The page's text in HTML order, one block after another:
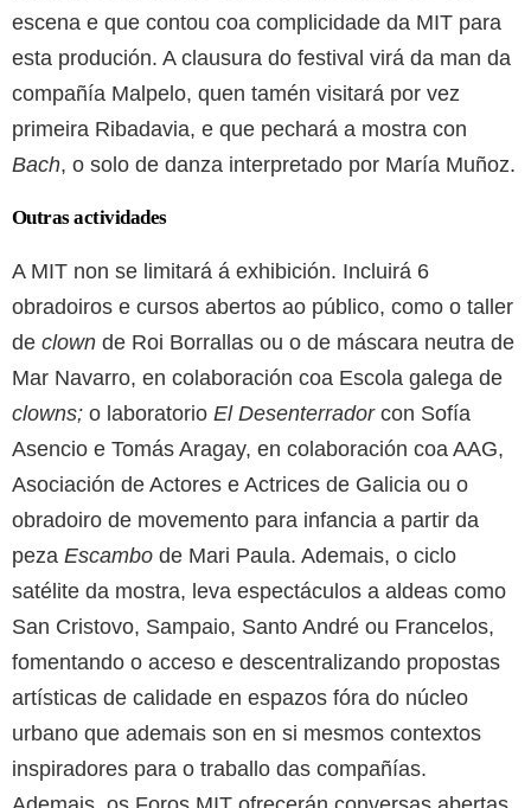
escena e que contou coa complicidade da MIT para
esta produción. A clausura do festival virá da man da
compañía Malpelo, quen tamén visitará por vez
primeira Ribadavia, e que pechará a mostra con
Bach, o solo de danza interpretado por María Muñoz.
Outras actividades
A MIT non se limitará á exhibición. Incluirá 6
obradoiros e cursos abertos ao público, como o taller
de clown de Roi Borrallas ou o de máscara neutra de
Mar Navarro, en colaboración coa Escola galega de
clowns; o laboratorio El Desenterradorcon Sofía
Asencio e Tomás Aragay, en colaboración coa AAG,
Asociación de Actores e Actrices de Galicia ou o
obradoiro de movemento para infancia a partir da
peza Escambo de Mari Paula. Ademais, o ciclo
satélite da mostra, leva espectáculos a aldeas como
San Cristovo, Sampaio, Santo André ou Francelos,
fomentando o acceso e descentralizando propostas
artísticas de calidade en espazos fóra do núcleo
urbano que ademais son en si mesmos contextos
inspiradores para o traballo das compañías.